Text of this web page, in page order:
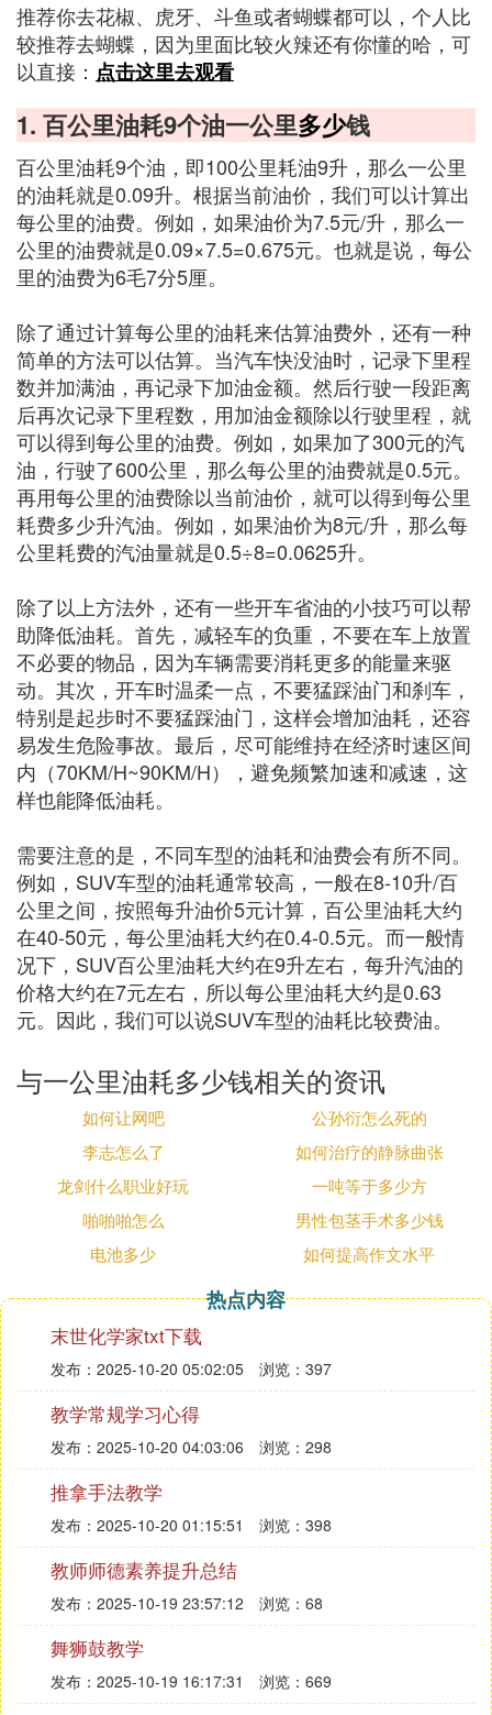
推荐你去花椒、虎牙、斗鱼或者蝴蝶都可以，个人比
较推荐去蝴蝶，因为里面比较火辣还有你懂的哈，可
以直接： 点击这里去观看
1. 百公里油耗9个油一公里多少钱
百公里油耗9个油，即100公里耗油9升，那么一公里
的油耗就是0.09升。根据当前油价，我们可以计算出
每公里的油费。例如，如果油价为7.5元/升，那么一
公里的油费就是0.09×7.5=0.675元。也就是说，每公
里的油费为6毛7分5厘。
除了通过计算每公里的油耗来估算油费外，还有一种
简单的方法可以估算。当汽车快没油时，记录下里程
数并加满油，再记录下加油金额。然后行驶一段距离
后再次记录下里程数，用加油金额除以行驶里程，就
可以得到每公里的油费。例如，如果加了300元的汽
油，行驶了600公里，那么每公里的油费就是0.5元。
再用每公里的油费除以当前油价，就可以得到每公里
耗费多少升汽油。例如，如果油价为8元/升，那么每
公里耗费的汽油量就是0.5÷8=0.0625升。
除了以上方法外，还有一些开车省油的小技巧可以帮
助降低油耗。首先，减轻车的负重，不要在车上放置
不必要的物品，因为车辆需要消耗更多的能量来驱
动。其次，开车时温柔一点，不要猛踩油门和刹车，
特别是起步时不要猛踩油门，这样会增加油耗，还容
易发生危险事故。最后，尽可能维持在经济时速区间
内（70KM/H~90KM/H），避免频繁加速和减速，这
样也能降低油耗。
需要注意的是，不同车型的油耗和油费会有所不同。
例如，SUV车型的油耗通常较高，一般在8-10升/百
公里之间，按照每升油价5元计算，百公里油耗大约
在40-50元，每公里油耗大约在0.4-0.5元。而一般情
况下，SUV百公里油耗大约在9升左右，每升汽油的
价格大约在7元左右，所以每公里油耗大约是0.63
元。因此，我们可以说SUV车型的油耗比较费油。
与一公里油耗多少钱相关的资讯
如何让网吧
公孙衍怎么死的
李志怎么了
如何治疗的静脉曲张
龙剑什么职业好玩
一吨等于多少方
啪啪啪怎么
男性包茎手术多少钱
电池多少
如何提高作文水平
热点内容
末世化学家txt下载
发布：2025-10-20 05:02:05 浏览：397
教学常规学习心得
发布：2025-10-20 04:03:06 浏览：298
推拿手法教学
发布：2025-10-20 01:15:51 浏览：398
教师师德素养提升总结
发布：2025-10-19 23:57:12 浏览：68
舞狮鼓教学
发布：2025-10-19 16:17:31 浏览：669